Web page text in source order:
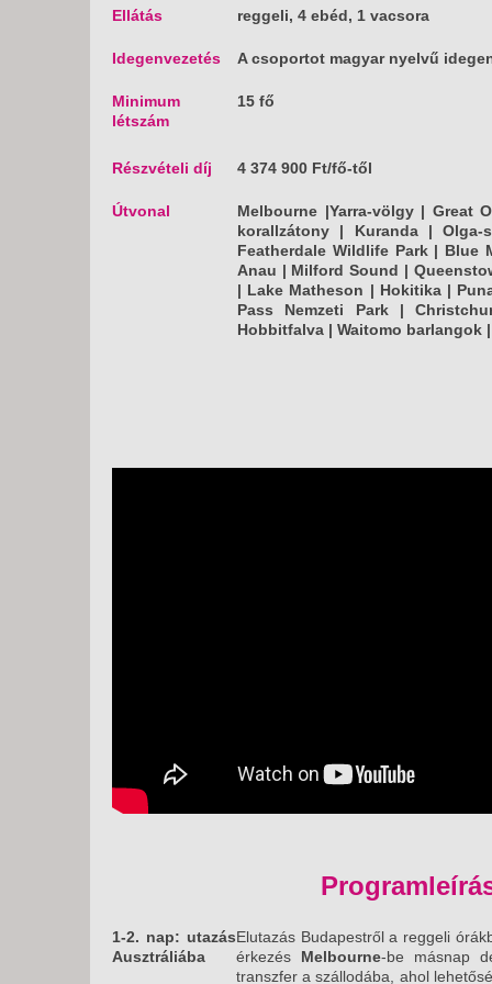
Ellátás reggeli, 4 ebéd, 1 vacsora
Idegenvezetés A csoportot magyar nyelvű
Minimum
létszám
15 fő
Részvételi díj 4 374 900 Ft/fő-től
Útvonal
Melbourne |Yarra-völgy | Great
korallzátony | Kuranda |
Featherdale Wildlife Park | Blue
Anau | Milford Sound |
| Lake Matheson | Hokitika |
Pass Nemzeti Park |
Hobbitfalva | Waitomo barlangok
1-2. nap: utazás
Ausztráliába
Elutazás Budapestről a reggeli
érkezés Melbourne-be másnap
transzfer a szállodába, ahol